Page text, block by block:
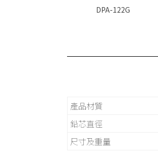
DPA-122G
產品材質
鉛芯直徑
尺寸及重量